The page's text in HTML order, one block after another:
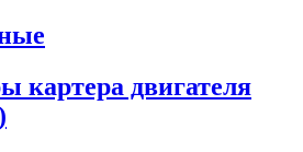
картера двигателя